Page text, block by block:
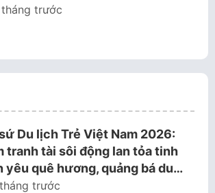
trước
Du lịch Trẻ Việt Nam 2026:
tranh tài sôi động lan tỏa tinh
yêu quê hương, quảng bá du…
trước